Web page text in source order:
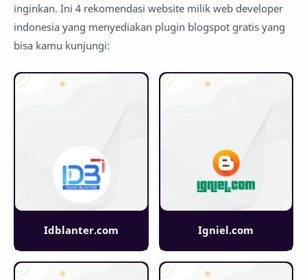
inginkan. Ini 4 rekomendasi website milik web developer
indonesia yang menyediakan plugin blogspot gratis yang
bisa kamu kunjungi:
Idblanter.com Igniel.com